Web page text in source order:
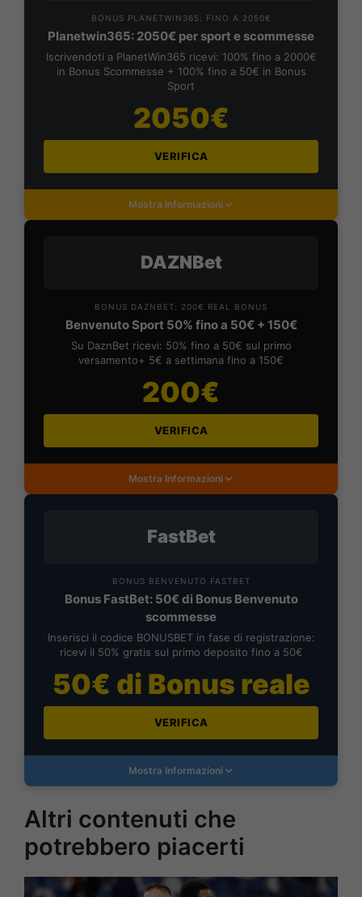
BONUS PLANETWIN365: FINO A 2050€
Planetwin365: 2050€ per sport e scommesse
Iscrivendoti a PlanetWin365 ricevi: 100% fino a 2000€
in Bonus Scommesse + 100% fino a 50€ in Bonus
Sport
2050€
VERIFICA
Mostra Informazioni
DAZNBet
BONUS DAZNBET: 200€ REAL BONUS
Benvenuto Sport 50% fino a 50€ + 150€
Su DaznBet ricevi: 50% fino a 50€ sul primo
versamento+ 5€ a settimana fino a 150€
200€
VERIFICA
Mostra Informazioni
FastBet
BONUS BENVENUTO FASTBET
Bonus FastBet: 50€ di Bonus Benvenuto
scommesse
Inserisci il codice BONUSBET in fase di registrazione:
ricevi il 50% gratis sul primo deposito fino a 50€
50€ di Bonus reale
VERIFICA
Mostra Informazioni
Altri contenuti che
potrebbero piacerti